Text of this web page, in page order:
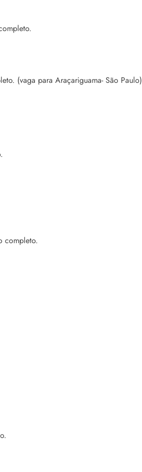
(vaga para Araçariguama- São Paulo)
completo.